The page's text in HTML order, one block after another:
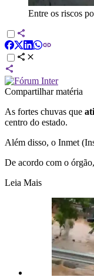
Entre os riscos
Compartilhar matéria
As fortes chuvas que
centro do estado.
Além disso, o Inmet
De acordo com o
Leia Mais